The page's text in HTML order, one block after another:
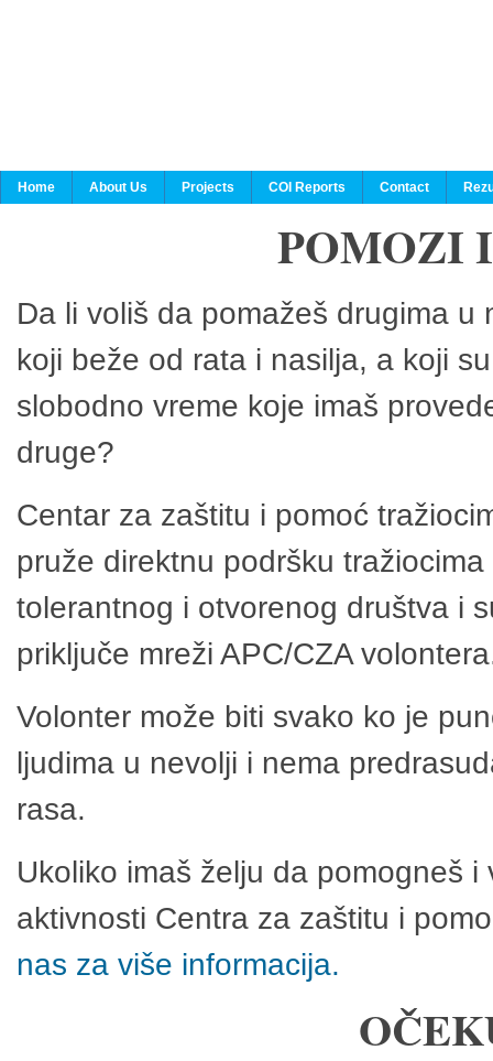
Home About Us Projects COI Reports Contact
POMOZI
Da li voliš da pomažeš drugima
koji beže od rata i nasilja, a koji
slobodno vreme koje imaš
druge?
Centar za zaštitu i pomoć
pruže direktnu podršku
tolerantnog i otvorenog društva i
priključe mreži APC/CZA
Volonter može biti svako ko je
ljudima u nevolji i nema
rasa.
Ukoliko imaš želju da pomogneš
aktivnosti Centra za zaštitu i
nas za više informacija.